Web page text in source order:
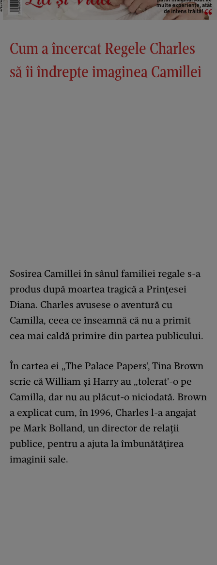
Cum a încercat Regele Charles
să îi îndrepte imaginea Camillei
Sosirea Camillei în sânul familiei regale s-a
produs după moartea tragică a Prințesei
Diana. Charles avusese o aventură cu
Camilla, ceea ce înseamnă că nu a primit
cea mai caldă primire din partea publicului.
În cartea ei „The Palace Papers', Tina Brown
scrie că William și Harry au „tolerat'-o pe
Camilla, dar nu au plăcut-o niciodată. Brown
a explicat cum, în 1996, Charles l-a angajat
pe Mark Bolland, un director de relații
publice, pentru a ajuta la îmbunătățirea
imaginii sale.